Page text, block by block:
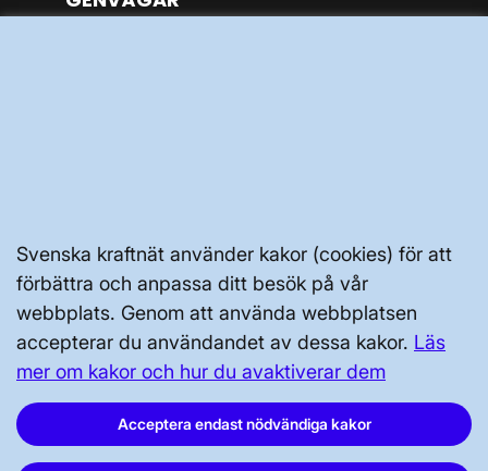
Svenska kraftnät använder kakor (cookies) för att
förbättra och anpassa ditt besök på vår
webbplats. Genom att använda webbplatsen
accepterar du användandet av dessa kakor. Läs
mer om kakor och hur du avaktiverar dem
Acceptera endast nödvändiga kakor
Svenska kraftnät, Box 1200, 172 24
Sundbyberg
Tel: 010-475 80 00